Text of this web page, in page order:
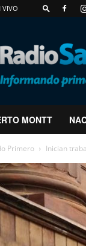
VIVO
MONTT
Primero Inician